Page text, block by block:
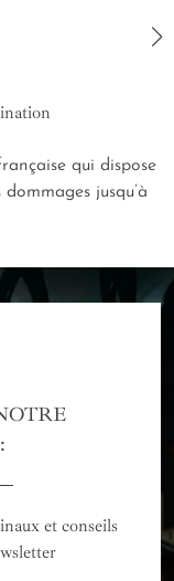
qui dispose
jusqu’à
et conseils